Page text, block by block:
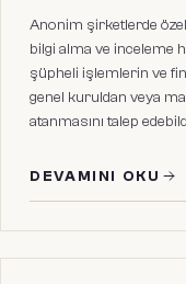
Anonim şirketlerde
bilgi alma ve inceleme
şüpheli işlemlerin ve
genel kuruldan veya
atanmasını talep
DEVAMINI OKU